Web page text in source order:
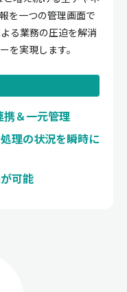
を一つの管理画面で
る業務の圧迫を解消
を実現します。
携＆一元管理
理の状況を瞬時に
可能